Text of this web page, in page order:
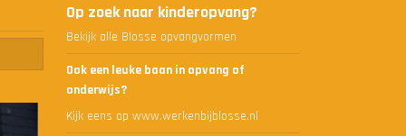
Op zoek naar kinderopvang?
Bekijk alle Blosse opvangvormen
Ook een leuke baan in opvang of
onderwijs?
Kijk eens op www.werkenbijblosse.nl